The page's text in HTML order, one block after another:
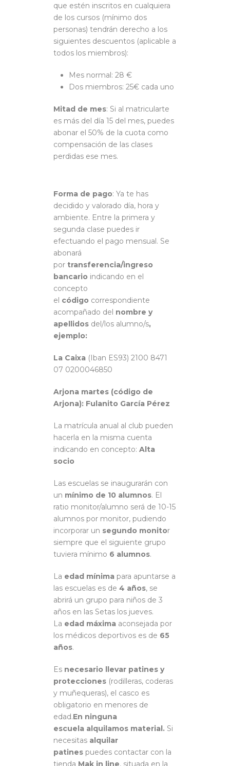
que estén inscritos en cualquiera
de los cursos (mínimo dos
personas) tendrán derecho a los
siguientes descuentos (aplicable a
todos los miembros):
Mes normal: 28 €
Dos miembros: 25€ cada uno
Mitad de mes: Si al matricularte
es más del día 15 del mes, puedes
abonar el 50% de la cuota como
compensación de las clases
perdidas ese mes.
Forma de pago: Ya te has
decidido y valorado día, hora y
ambiente. Entre la primera y
segunda clase puedes ir
efectuando el pago mensual. Se
abonará
por transferencia/ingreso
bancario indicando en el
concepto
el código correspondiente
acompañado del nombre y
apellidos del/los alumno/s,
ejemplo:
La Caixa (Iban ES93) 2100 8471
07 0200046850
Arjona martes (código de
Arjona): Fulanito García Pérez
La matrícula anual al club pueden
hacerla en la misma cuenta
indicando en concepto: Alta
socio
Las escuelas se inaugurarán con
un mínimo de 10 alumnos. El
ratio monitor/alumno será de 10-15
alumnos por monitor, pudiendo
incorporar un segundo monitor
siempre que el siguiente grupo
tuviera mínimo 6 alumnos.
La edad mínima para apuntarse a
las escuelas es de 4 años, se
abrirá un grupo para niños de 3
años en las Setas los jueves.
La edad máxima aconsejada por
los médicos deportivos es de 65
años.
Es necesario llevar patines y
protecciones (rodilleras, coderas
y muñequeras), el casco es
obligatorio en menores de
edad.En ninguna
escuela alquilamos material. Si
necesitas alquilar
patines puedes contactar con la
tienda Mak in line, situada en la